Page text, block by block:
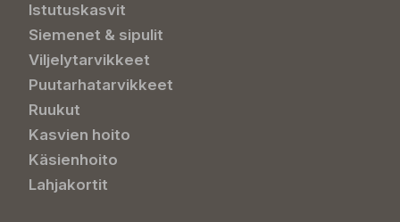
Istutuskasvit
Siemenet & sipulit
Viljelytarvikkeet
Puutarhatarvikkeet
Ruukut
Kasvien hoito
Käsienhoito
Lahjakortit